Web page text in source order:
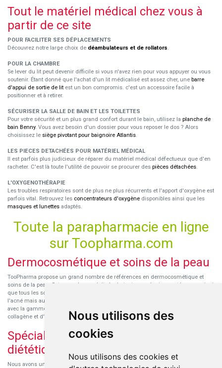
Nous utilisons des
cookies
Nous utilisons des cookies et
Tout le matériel médical chez vous à
partir de ce site
POUR FACILITER SES DÉPLACEMENTS
Découvrez notre large choix de déambulateurs et de rollators.
POUR LA CHAMBRE
Se lever du lit peut devenir difficile si vous n'avez rien pour vous appuyer ou vous
soutenir. Étant donné que l'achat d'un lit médicalisé est assez cher, une barre
d'appui de sortie de lit est un bon compromis. c'est un accessoire facile à
positionner et à retirer.
SÉCURISER LA SALLE DE BAIN ET LES TOILETTES
Pour votre sécurité et un plus grand confort durant le bain, utilisez la planche de
bain Benny. Vous avez besoin d'un dossier pour vous reposer le dos ? Alors
choisissez le siège pivotant pour baignoire Atlantis.
LES PIECES DETACHÉES POUR MATÉRIEL MÉDICAL
Il est parfois plus judicieux de réparer du matériel médical défectueux que d'en
racheter. C'est là toute l'utilité de pouvoir se procurer des pièces détachées.
L'OXYGENOTHÉRAPIE
Les troubles respiratoires sont de plus ne plus récurrents et l'apport d'oxygène est
parfois vital. Retrouvez les concentrateurs d'oxygène disponibles ainsi que les
masques et lunettes adaptés.
Toute la parapharmacie en ligne
sur Toopharma.com
Dermocosmétique et soins de la peau
TooPharma propose un grand nombre de références en dermocosmétique et
soins de la peau. Retrouvez les produits hydratants pour le visage et le corps ainsi
que tous les soins pour peaux sensibles ou à tendance atopique, les soins pour
l'acné mais aussi des démaquillants. Découvrez nos nouvelles références SVR
avec la gamme anti-âge pour les peaux encore jeunes
collagène et d'acide hyaluronique.
Spécialisation en micronutrition et
diététique
Nous avons un engouement particulier pour la micronutrition qui permet souvent